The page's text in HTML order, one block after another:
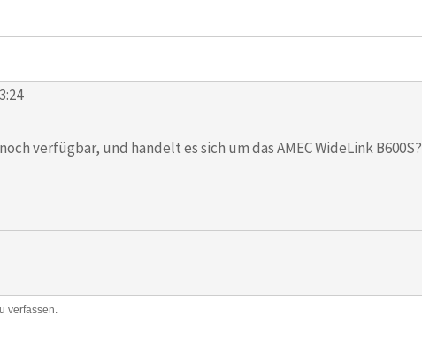
verfügbar, und handelt es sich um das AMEC WideLink B600S?
verfassen.